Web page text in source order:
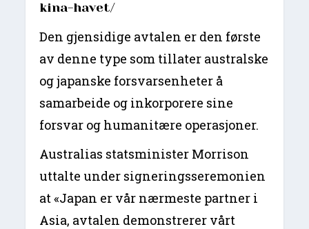
kina-havet/
Den gjensidige avtalen er den første
av denne type som tillater australske
og japanske forsvarsenheter å
samarbeide og inkorporere sine
forsvar og humanitære operasjoner.
Australias statsminister Morrison
uttalte under signeringsseremonien
at «Japan er vår nærmeste partner i
Asia, avtalen demonstrerer vårt